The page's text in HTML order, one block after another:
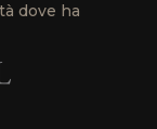
dove ha